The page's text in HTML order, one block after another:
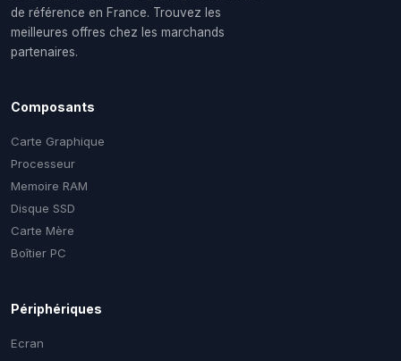
de référence en France. Trouvez les
meilleures offres chez les marchands
partenaires.
Composants
Carte Graphique
Processeur
Memoire RAM
Disque SSD
Carte Mère
Boîtier PC
Périphériques
Ecran